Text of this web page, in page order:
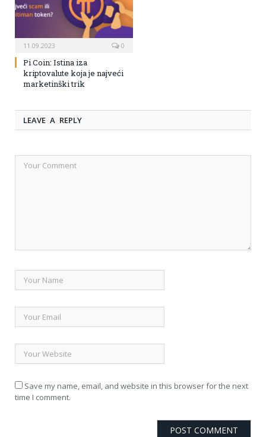
11.09.2023 0
Pi Coin: Istina iza
kriptovalute koja je najveći
marketinški trik
LEAVE A REPLY
Save my name, email, and website in this browser for the next
time I comment.